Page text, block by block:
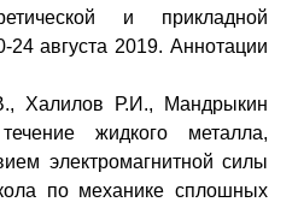
и прикладной
августа 2019. Аннотации
Халилов Р.И., Мандрыкин
жидкого металла,
электромагнитной силы
по механике сплошных